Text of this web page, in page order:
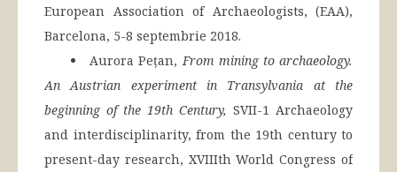
European Association of Archaeologists, (EAA),
Barcelona, 5-8 septembrie 2018.
Aurora Pețan,From mining to archaeology.
An Austrian experiment in Transylvania at the
beginning of the 19th Century, SVII-1 Archaeology
and interdisciplinarity, from the 19th century to
present-day research, XVIIIth World Congress of